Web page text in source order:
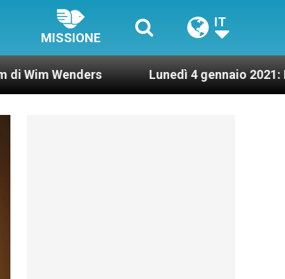
MISSIONE
IT
Lunedì 4 gennaio 2021: Possesso